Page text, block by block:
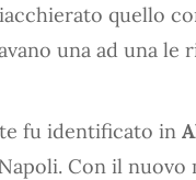
quello
una ad una
fu identificato in
Con il nuovo